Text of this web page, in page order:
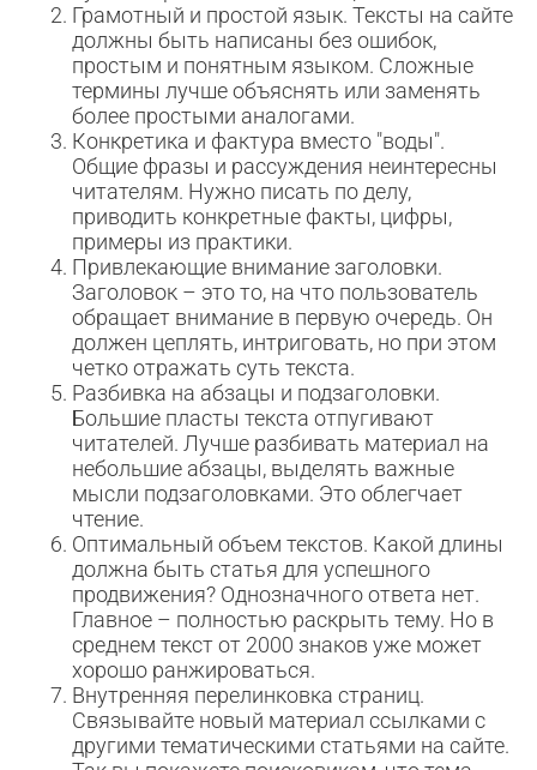
Грамотный и простой язык. Тексты на сайте
должны быть написаны без ошибок,
простым и понятным языком. Сложные
термины лучше объяснять или заменять
более простыми аналогами.
Конкретика и фактура вместо "воды".
Общие фразы и рассуждения неинтересны
читателям. Нужно писать по делу,
приводить конкретные факты, цифры,
примеры из практики.
Привлекающие внимание заголовки.
Заголовок – это то, на что пользователь
обращает внимание в первую очередь. Он
должен цеплять, интриговать, но при этом
четко отражать суть текста.
Разбивка на абзацы и подзаголовки.
Большие пласты текста отпугивают
читателей. Лучше разбивать материал на
небольшие абзацы, выделять важные
мысли подзаголовками. Это облегчает
чтение.
Оптимальный объем текстов. Какой длины
должна быть статья для успешного
продвижения? Однозначного ответа нет.
Главное – полностью раскрыть тему. Но в
среднем текст от 2000 знаков уже может
хорошо ранжироваться.
Внутренняя перелинковка страниц.
Связывайте новый материал ссылками с
другими тематическими статьями на сайте.